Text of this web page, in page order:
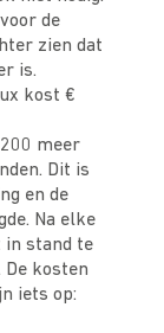
de
zien dat
is.
kost €
meer
Dit is
en de
Na elke
in stand te
De kosten
iets op: